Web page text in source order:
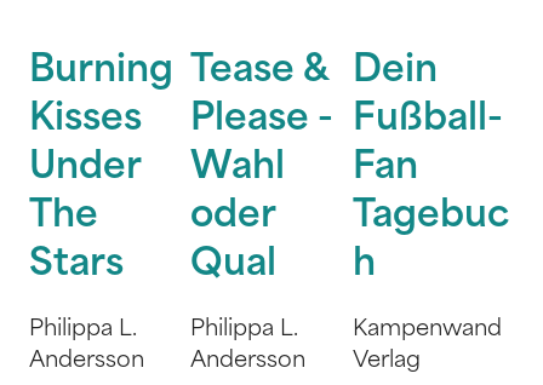
Burning
Kisses
Under
The
Stars
Philippa L.
Andersson
Tease &
Please -
Wahl
oder
Qual
Philippa L.
Andersson
Dein
Fußball-
Fan
Tagebuc
h
Kampenwand
Verlag